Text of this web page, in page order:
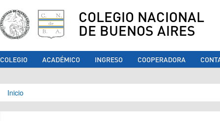
COLEGIO NACIONAL
DE BUENOS AIRES
COLEGIO ACADÉMICO INGRESO COOPERADORA
Se encuentra usted aquí
Inicio